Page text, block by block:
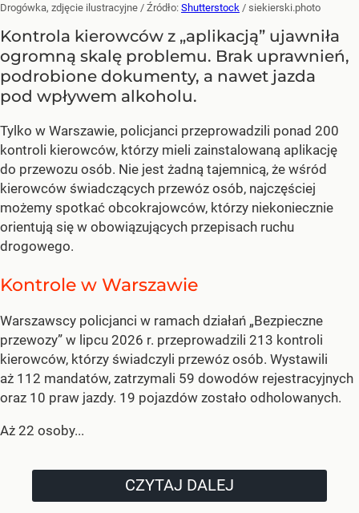
Drogówka, zdjęcie ilustracyjne / Źródło: Shutterstock / siekierski.photo
Kontrola kierowców z „aplikacją” ujawniła
ogromną skalę problemu. Brak uprawnień,
podrobione dokumenty, a nawet jazda
pod wpływem alkoholu.
Tylko w Warszawie, policjanci przeprowadzili ponad 200
kontroli kierowców, którzy mieli zainstalowaną aplikację
do przewozu osób. Nie jest żadną tajemnicą, że wśród
kierowców świadczących przewóz osób, najczęściej
możemy spotkać obcokrajowców, którzy niekoniecznie
orientują się w obowiązujących przepisach ruchu
drogowego.
Kontrole w Warszawie
Warszawscy policjanci w ramach działań „Bezpieczne
przewozy” w lipcu 2026 r. przeprowadzili 213 kontroli
kierowców, którzy świadczyli przewóz osób. Wystawili
aż 112 mandatów, zatrzymali 59 dowodów rejestracyjnych
oraz 10 praw jazdy. 19 pojazdów zostało odholowanych.
Aż 22 osoby...
CZYTAJ DALEJ